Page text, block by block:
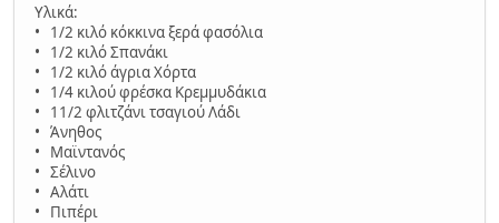
Υλικά:
• 1/2 κιλό κόκκινα ξερά φασόλια
• 1/2 κιλό Σπανάκι
• 1/2 κιλό άγρια Χόρτα
• 1/4 κιλού φρέσκα Κρεμμυδάκια
• 11/2 φλιτζάνι τσαγιού Λάδι
• Άνηθος
• Μαϊντανός
• Σέλινο
• Αλάτι
• Πιπέρι